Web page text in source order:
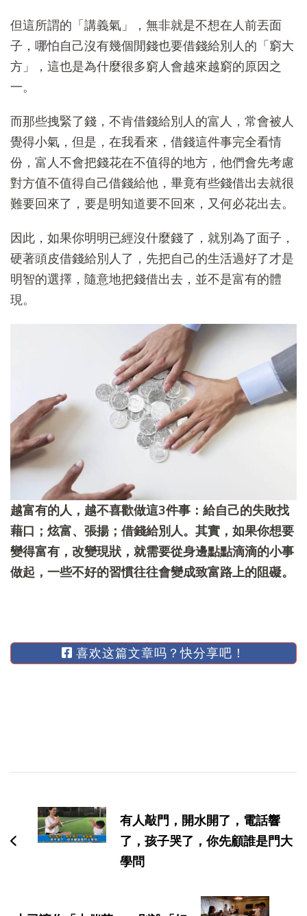
但這所謂的「講義氣」，無非就是不想在人前丟面
子，哪怕自己沒有幾個閒錢也要借錢給別人的「窮大
方」，這也是為什麼很多窮人會越來越窮的原因之
一。
而那些拽緊了錢，不肯借錢給別人的富人，常會被人
覺得小氣，但是，在我看來，借錢這件事完全看情
份，富人不會把錢花在不值得的地方，他們會先考慮
對方值不值得自己借錢給他，畢竟有些錢借出去就很
難要回來了，要是明知道要不回來，又何必花出去。
因此，如果你明明已經沒什麼錢了，就別為了面子，
硬著頭皮借錢給別人了，先把自己的生活過好了才是
明智的選擇，隨意地把錢借出去，並不是富有的體
現。
越富有的人，越不喜歡做這3件事：給自己的失敗找
藉口；炫富、張揚；借錢給別人。其實，如果你想要
變得富有，改變現狀，就需要從身邊點點滴滴的小事
做起，一些不好的習慣往往會變成致富路上的阻礙。
喜欢这篇文章吗？快分享吧！
航
有人敲門，開水開了，電話響
了，孩子哭了，你先顧誰是門大
學問